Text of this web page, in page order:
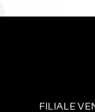
FILIALE